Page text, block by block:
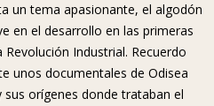
un tema apasionante, el algodón
en el desarrollo en las primeras
Industrial. Recuerdo
unos documentales de Odisea
orígenes donde trataban el